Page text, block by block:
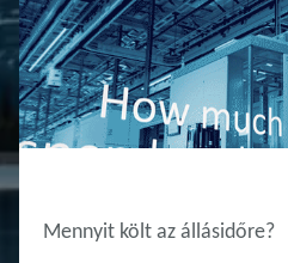
Mennyit költ az állásidőre?